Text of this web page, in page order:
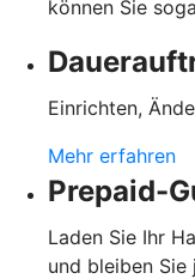
können Sie
Einrichten,
Mehr erfahren
Prepaid-
Laden Sie Ihr
und bleiben